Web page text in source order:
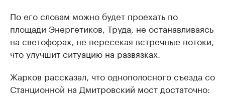
По его словам можно будет проехать по
площади Энергетиков, Труда, не останавливаясь
на светофорах, не пересекая встречные потоки,
что улучшит ситуацию на развязках.
Жарков рассказал, что однополосного съезда со
Станционной на Дмитровский мост достаточно: